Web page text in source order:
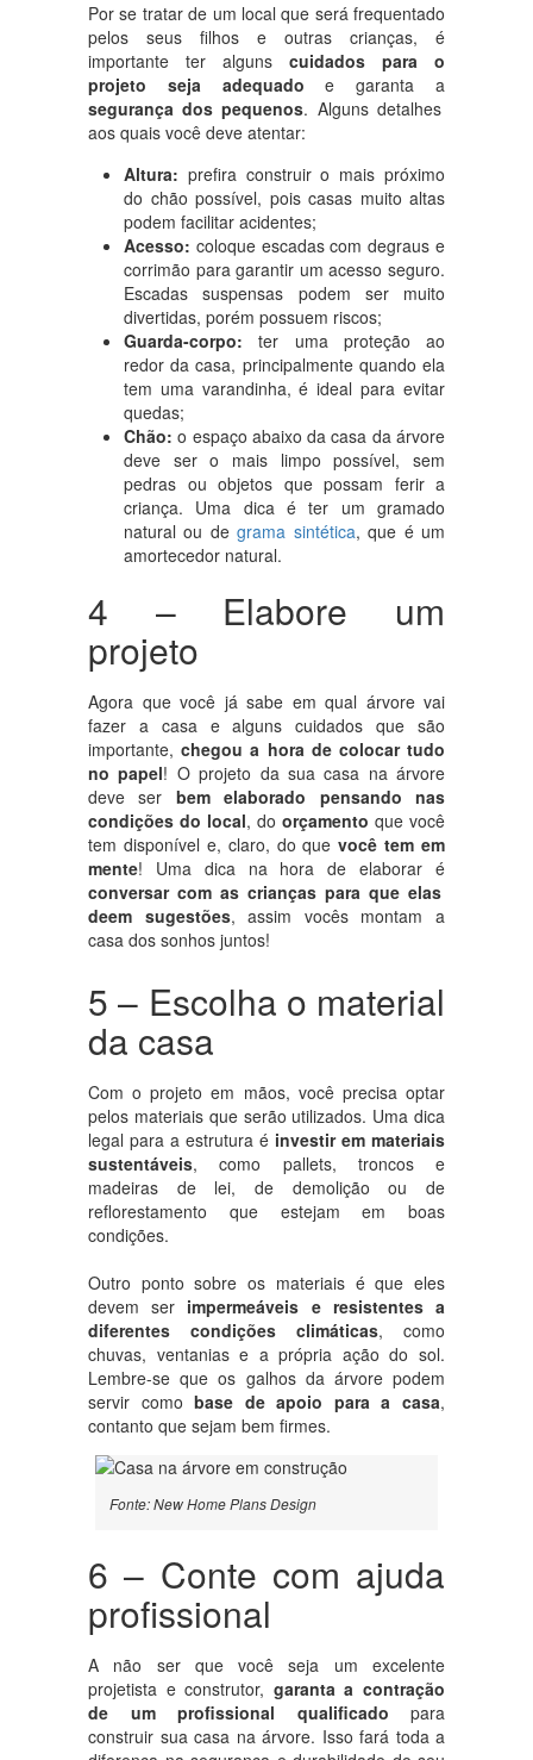
Por se tratar de um local que será frequentado
pelos seus filhos e outras crianças, é
importante ter alguns cuidados para o
projeto seja adequado e garanta a
segurança dos pequenos. Alguns detalhes
aos quais você deve atentar:
Altura: prefira construir o mais próximo
do chão possível, pois casas muito altas
podem facilitar acidentes;
Acesso: coloque escadas com degraus e
corrimão para garantir um acesso seguro.
Escadas suspensas podem ser muito
divertidas, porém possuem riscos;
Guarda-corpo: ter uma proteção ao
redor da casa, principalmente quando ela
tem uma varandinha, é ideal para evitar
quedas;
Chão: o espaço abaixo da casa da árvore
deve ser o mais limpo possível, sem
pedras ou objetos que possam ferir a
criança. Uma dica é ter um gramado
natural ou degrama sintética, que é um
amortecedor natural.
4 – Elabore um
projeto
Agora que você já sabe em qual árvore vai
fazer a casa e alguns cuidados que são
importante,chegou a hora de colocar tudo
no papel! O projeto da sua casa na árvore
deve ser bem elaborado pensando nas
condições do local, do orçamento que você
tem disponível e, claro, do quevocê tem em
mente! Uma dica na hora de elaborar é
conversar com as crianças para que elas
deem sugestões, assim vocês montam a
casa dos sonhos juntos!
5 – Escolha o material
da casa
Com o projeto em mãos, você precisa optar
pelos materiais que serão utilizados. Uma dica
legal para a estrutura é investir em materiais
sustentáveis, como pallets, troncos e
madeiras de lei, de demolição ou de
reflorestamento que estejam em boas
condições.
Outro ponto sobre os materiais é que eles
devem ser impermeáveis e resistentes a
diferentes condições climáticas, como
chuvas, ventanias e a própria ação do sol.
Lembre-se que os galhos da árvore podem
servir comobase de apoio para a casa,
contanto que sejam bem firmes.
Fonte: New Home Plans Design
6 – Conte com ajuda
profissional
A não ser que você seja um excelente
projetista e construtor, garanta a contração
de um profissional qualificado para
construir sua casa na árvore. Isso fará toda a